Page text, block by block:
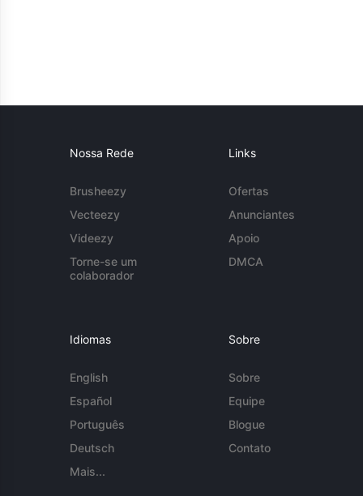
Nossa Rede
Brusheezy
Vecteezy
Videezy
Torne-se um
colaborador
Links
Ofertas
Anunciantes
Apoio
DMCA
Idiomas
English
Español
Português
Deutsch
Mais...
Sobre
Sobre
Equipe
Blogue
Contato